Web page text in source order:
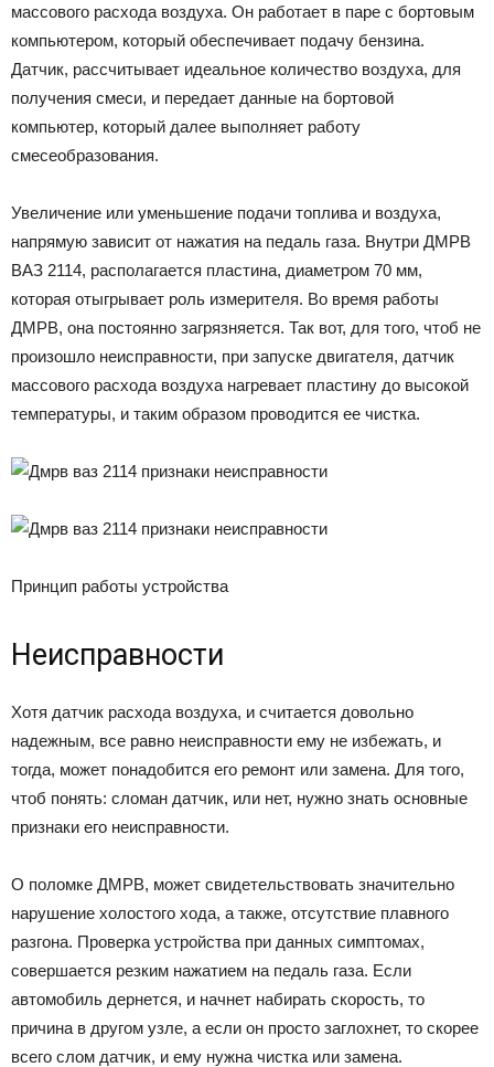
массового расхода воздуха. Он работает в паре с бортовым
компьютером, который обеспечивает подачу бензина.
Датчик, рассчитывает идеальное количество воздуха, для
получения смеси, и передает данные на бортовой
компьютер, который далее выполняет работу
смесеобразования.
Увеличение или уменьшение подачи топлива и воздуха,
напрямую зависит от нажатия на педаль газа. Внутри ДМРВ
ВАЗ 2114, располагается пластина, диаметром 70 мм,
которая отыгрывает роль измерителя. Во время работы
ДМРВ, она постоянно загрязняется. Так вот, для того, чтоб не
произошло неисправности, при запуске двигателя, датчик
массового расхода воздуха нагревает пластину до высокой
температуры, и таким образом проводится ее чистка.
Принцип работы устройства
Неисправности
Хотя датчик расхода воздуха, и считается довольно
надежным, все равно неисправности ему не избежать, и
тогда, может понадобится его ремонт или замена. Для того,
чтоб понять: сломан датчик, или нет, нужно знать основные
признаки его неисправности.
О поломке ДМРВ, может свидетельствовать значительно
нарушение холостого хода, а также, отсутствие плавного
разгона. Проверка устройства при данных симптомах,
совершается резким нажатием на педаль газа. Если
автомобиль дернется, и начнет набирать скорость, то
причина в другом узле, а если он просто заглохнет, то скорее
всего слом датчик, и ему нужна чистка или замена.